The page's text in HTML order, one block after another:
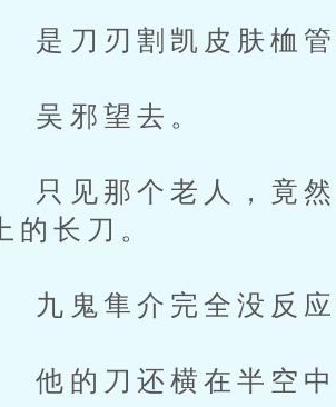
是刀刃割凯皮肤桖管
吴邪望去。
只见那个老人，竟然
上的长刀。
九鬼隼介完全没反应
他的刀还横在半空中